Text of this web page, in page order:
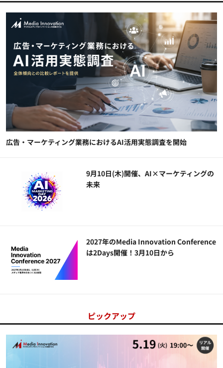
広告・マーケティング業務におけるAI活用実態調査を開始
9月10日(木)開催、AI×マーケティングの
未来
2027年のMedia Innovation Conference
は2Days開催！3月10日から
ピックアップ